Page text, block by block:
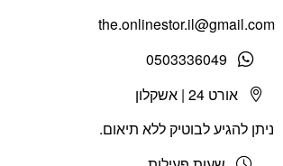
the.onlinestor.il@gmail.com
0503336049
אורט 24 | אשקלון
ניתן להגיע לבוטיק ללא תיאום.